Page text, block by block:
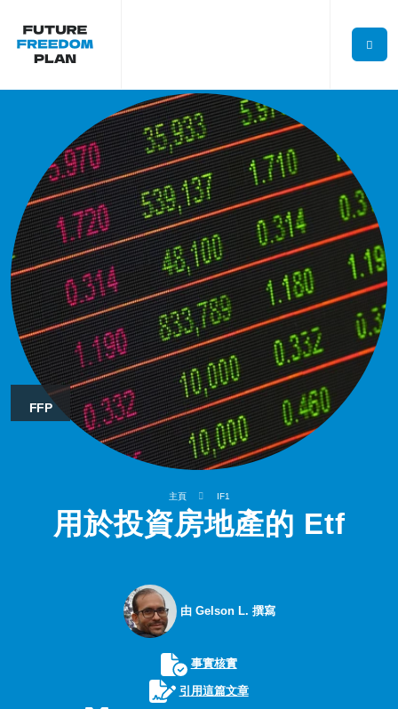
FFP
主頁 IF1
用於投資房地產的 Etf
由 Gelson L. 撰寫
事實核實
引用這篇文章